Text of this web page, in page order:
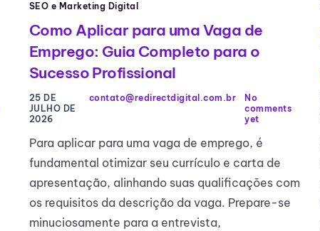
SEO e Marketing Digital
Como Aplicar para uma Vaga de
Emprego: Guia Completo para o
Sucesso Profissional
25 DE
JULHO DE
2026
contato@redirectdigital.com.br
No
comments
yet
Para aplicar para uma vaga de emprego, é
fundamental otimizar seu currículo e carta de
apresentação, alinhando suas qualificações com
os requisitos da descrição da vaga. Prepare-se
minuciosamente para a entrevista,